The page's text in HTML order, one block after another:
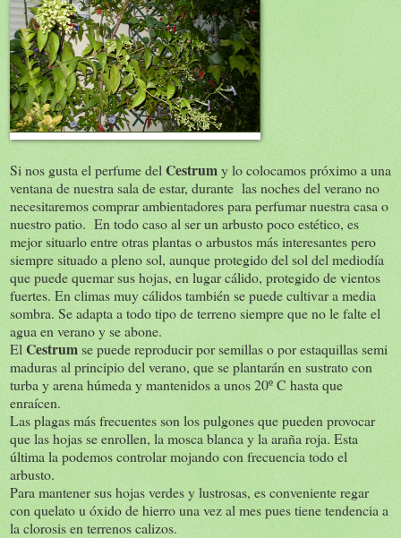
Si nos gusta el perfume del Cestrumy lo colocamos próximo a una
ventana de nuestra sala de estar, durante las noches del verano no
necesitaremos comprar ambientadores para perfumar nuestra casa o
nuestro patio. En todo caso al ser un arbusto poco estético, es
mejor situarlo entre otras plantas o arbustos más interesantes pero
siempre situado a pleno sol, aunque protegido del sol del mediodía
que puede quemar sus hojas, en lugar cálido, protegido de vientos
fuertes. En climas muy cálidos también se puede cultivar a media
sombra. Se adapta a todo tipo de terreno siempre que no le falte el
agua en verano y se abone.
El Cestrumse puede reproducir por semillas o por estaquillas semi
maduras al principio del verano, que se plantarán en sustrato con
turba y arena húmeda y mantenidos a unos 20º C hasta que
enraícen.
Las plagas más frecuentes son los pulgones que pueden provocar
que las hojas se enrollen, la mosca blanca y la araña roja. Esta
última la podemos controlar mojando con frecuencia todo el
arbusto.
Para mantener sus hojas verdes y lustrosas, es conveniente regar
con quelato u óxido de hierro una vez al mes pues tiene tendencia a
la clorosis en terrenos calizos.